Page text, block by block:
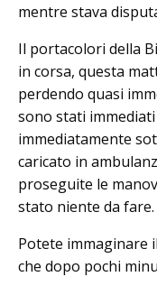
mentre stava
Il portacolori della
in corsa, questa
perdendo quasi
sono stati
immediatamente
caricato in
proseguite le
stato niente da fare.
Potete immaginare
che dopo pochi